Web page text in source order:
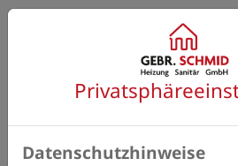
Datenschutzhinweise